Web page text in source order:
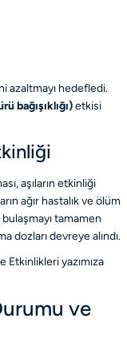
azaltmayı hedefledi.
bağışıklığı)etkisi
aşıların etkinliği
ağır hastalık ve ölüm
bulaşmayı tamamen
dozları devreye alındı.
Etkinlikleri yazımıza
ve